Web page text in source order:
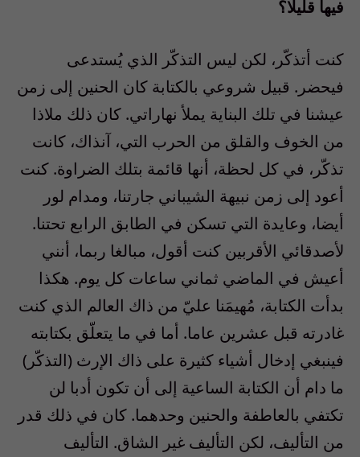
فيها قليلا؟
كنت أتذكّر، لكن ليس التذكّر الذي يُستدعى
فيحضر. قبيل شروعي بالكتابة كان الحنين إلى زمن
عيشنا في تلك البناية يملأ نهاراتي. كان ذلك ملاذا
من الخوف والقلق من الحرب التي، آنذاك، كانت
تذكّر، في كل لحظة، أنها قائمة بتلك الضراوة. كنت
أعود إلى زمن نبيهة الشيباني جارتنا، ومدام لور
أيضا، وعايدة التي تسكن في الطابق الرابع تحتنا.
لأصدقائي الأقربين كنت أقول، مبالغا ربما، أنني
أعيش في الماضي ثماني ساعات كل يوم. هكذا
بدأت الكتابة، مُهيمَنا عليّ من ذاك العالم الذي كنت
غادرته قبل عشرين عاما. أما في ما يتعلّق بكتابته
فينبغي إدخال أشياء كثيرة على ذاك الإرث (التذكّر)
ما دام أن الكتابة الساعية إلى أن تكون أدبا لن
تكتفي بالعاطفة والحنين وحدهما. كان في ذلك قدر
من التأليف، لكن التأليف غير الشاق. التأليف